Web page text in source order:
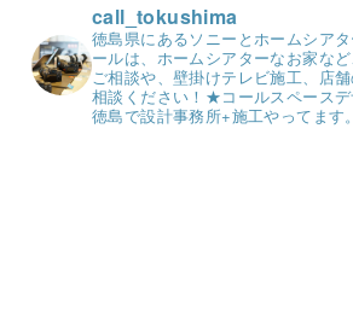
call_tokushima
徳島県にあるソニーとホームシア
ールは、ホームシアターなお家な
ご相談や、壁掛けテレビ施工、店舗
相談ください！ ★コールスペース
徳島で設計事務所+施工やってます。